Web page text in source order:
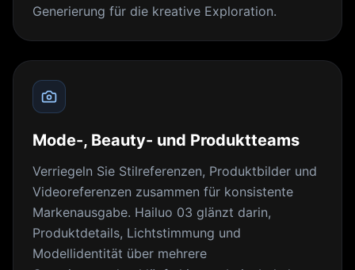
Generierung für die kreative Exploration.
Mode-, Beauty- und Produktteams
Verriegeln Sie Stilreferenzen, Produktbilder und
Videoreferenzen zusammen für konsistente
Markenausgabe. Hailuo 03 glänzt darin,
Produktdetails, Lichtstimmung und
Modellidentität über mehrere